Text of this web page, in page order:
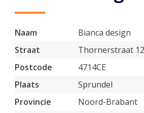
Naam
Bianca design
Straat
Thornerstraat
Postcode
4714CE
Plaats
Sprundel
Provincie
Noord-Brabant